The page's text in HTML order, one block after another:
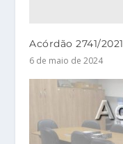
Acórdão 2741/2021
6 de maio de 2024